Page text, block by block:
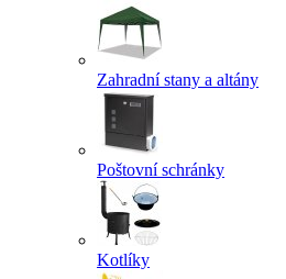
Zahradní stany a altány
Poštovní schránky
Kotlíky